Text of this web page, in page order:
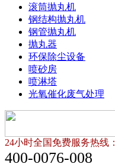
滚筒抛丸机
钢结构抛丸机
钢管抛丸机
抛丸器
环保除尘设备
喷砂房
喷淋塔
光氧催化废气处理
24小时全国免费服务热线：
400-0076-008